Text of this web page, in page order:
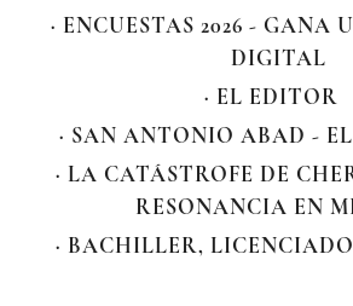
· ENCUESTAS 2026 - GANA
DIGITAL
· EL EDITOR
· SAN ANTONIO ABAD -
· LA CATÁSTROFE DE
RESONANCIA EN
· BACHILLER,